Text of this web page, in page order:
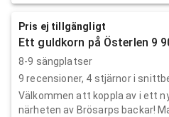
Pris ej tillgängligt
Ett guldkorn på Österlen 9
8-9 sängplatser
9 recensioner, 4 stjärnor i
Välkommen att koppla av i ett
närheten av Brösarps backar!